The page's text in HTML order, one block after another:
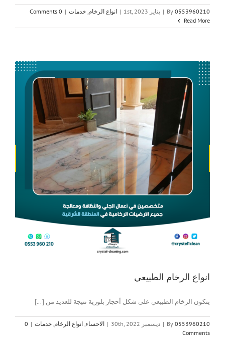
By 0553960210
| يناير 1st, 2023 | انواع الرخام خدمات |
0 Comments
Read More
انواع الرخام الطبيعي
يتكون الرخام الطبيعي على شكل أحجار بلورية نتيجة للعديد من [...]
By 0553960210
| ديسمبر 30th, 2022 | الاحساء انواع الرخام خدمات |
0
Comments